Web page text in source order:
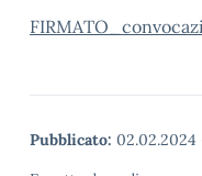
Pubblicato: 02.02.2024